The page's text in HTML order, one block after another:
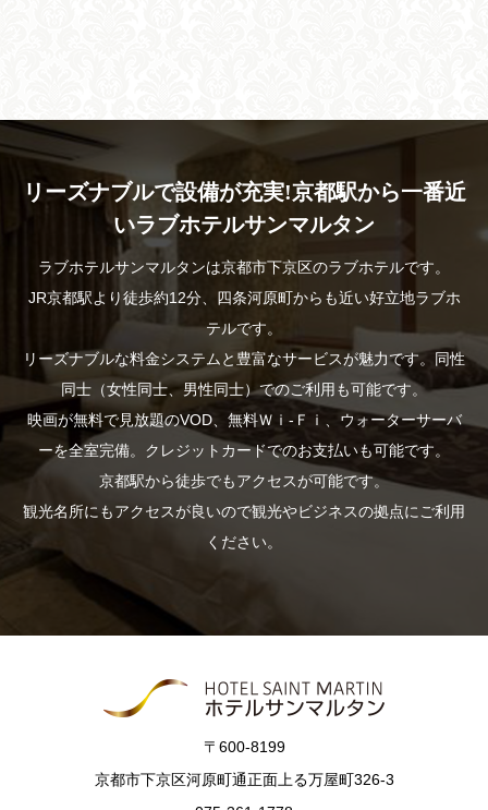
リーズナブルで設備が充実!京都駅から一番近
いラブホテルサンマルタン
ラブホテルサンマルタンは京都市下京区のラブホテルです。
JR京都駅より徒歩約12分、四条河原町からも近い好立地ラブホ
テルです。
リーズナブルな料金システムと豊富なサービスが魅力です。同性
同士（女性同士、男性同士）でのご利用も可能です。
映画が無料で見放題のVOD、無料Ｗｉ-Ｆｉ、ウォーターサーバ
ーを全室完備。クレジットカードでのお支払いも可能です。
京都駅から徒歩でもアクセスが可能です。
観光名所にもアクセスが良いので観光やビジネスの拠点にご利用
ください。
〒600-8199
京都市下京区河原町通正面上る万屋町326-3